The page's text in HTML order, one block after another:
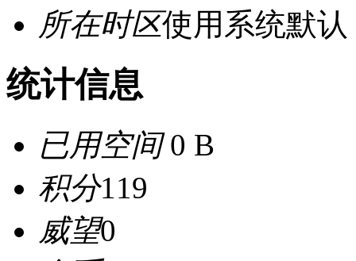
所在时区使用系统默认
统计信息
已用空间0 B
积分119
威望0